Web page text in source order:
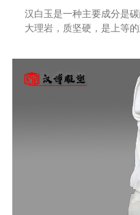
汉白玉是一种主要成分是
大理岩，质坚硬，是上等
岩、大理石、石灰华。可
的主要成份。同时，它还
的两种说法是，其一，汉
白无瑕，质地坚实而又细